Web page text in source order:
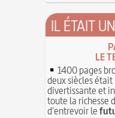
IL ÉTAIT
LE
1400 pages
deux siècles
divertissante et
toute la richesse
d'entrevoir le